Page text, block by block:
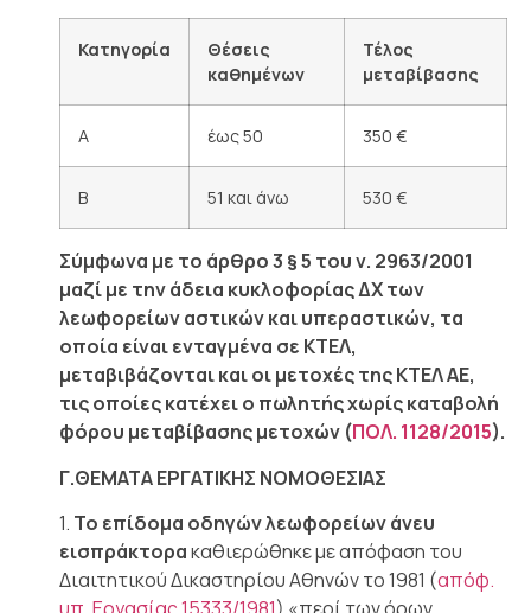
Κατηγορία
Θέσεις
καθημένων
Τέλος
μεταβίβασης
Α έως 50 350 €
Β 51 και άνω 530 €
Σύμφωνα με το άρθρο 3 § 5 του ν. 2963/2001
μαζί με την άδεια κυκλοφορίας ΔΧ των
λεωφορείων αστικών και υπεραστικών, τα
οποία είναι ενταγμένα σε ΚΤΕΛ,
μεταβιβάζονται και οι μετοχές της ΚΤΕΛ ΑΕ,
τις οποίες κατέχει ο πωλητής χωρίς καταβολή
φόρου μεταβίβασης μετοχών (ΠΟΛ. 1128/2015).
Γ.ΘΕΜΑΤΑ ΕΡΓΑΤΙΚΗΣ ΝΟΜΟΘΕΣΙΑΣ
1. Το επίδομα οδηγών λεωφορείων άνευ
εισπράκτορακαθιερώθηκε με απόφαση του
Διαιτητικού Δικαστηρίου Αθηνών το 1981 (απόφ.